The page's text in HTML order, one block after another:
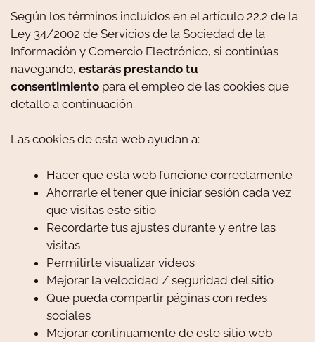
Según los términos incluidos en el artículo 22.2 de la
Ley 34/2002 de Servicios de la Sociedad de la
Información y Comercio Electrónico, si continúas
navegando, estarás prestando tu
consentimiento para el empleo de las cookies que
detallo a continuación.
Las cookies de esta web ayudan a:
Hacer que esta web funcione correctamente
Ahorrarle el tener que iniciar sesión cada vez
que visitas este sitio
Recordarte tus ajustes durante y entre las
visitas
Permitirte visualizar videos
Mejorar la velocidad / seguridad del sitio
Que pueda compartir páginas con redes
sociales
Mejorar continuamente de este sitio web